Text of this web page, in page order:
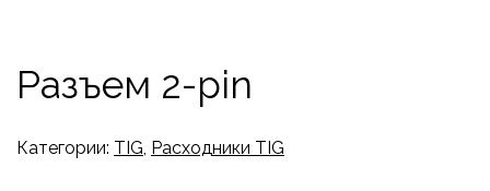
Разъем 2-pin
Категории: TIG, Расходники TIG